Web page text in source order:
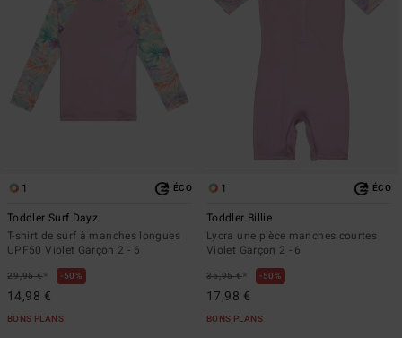
1 ÉCO
Toddler Surf Dayz
T-shirt de surf à manches longues
UPF50 Violet Garçon 2 - 6
29,95 €* 50%
14,98 €
BONS PLANS
1 ÉCO
Toddler Billie
Lycra une pièce manches courtes
Violet Garçon 2 - 6
35,95 €* 50%
17,98 €
BONS PLANS